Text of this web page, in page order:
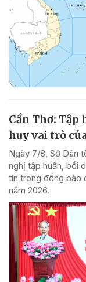
Cần Thơ: Tập
huy vai trò
Ngày 7/8, Sở Dân
nghị tập huấn, bồi
tín trong đồng bào
năm 2026.